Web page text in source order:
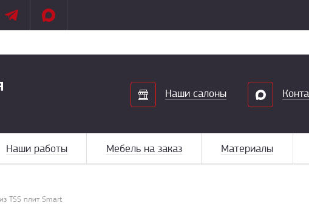
Наши салоны
Наши работы Мебель на заказ Материалы
TSS плит Smart